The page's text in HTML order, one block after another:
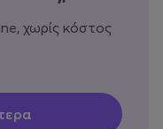
χωρίς κόστος